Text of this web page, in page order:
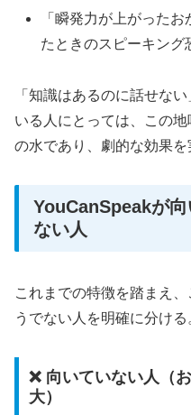
「瞬発力が上がった
たときのスピーキング
「知識はあるのに話せな
いる人にとっては、この
の水であり、劇的な効果を
YouCanSpeakが
ない人
これまでの特徴を踏まえ
うでない人を明確に分ける
❌ 向いていない人（
大）